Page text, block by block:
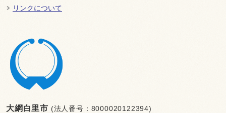
リンクについて
大網白里市 (法人番号：8000020122394)